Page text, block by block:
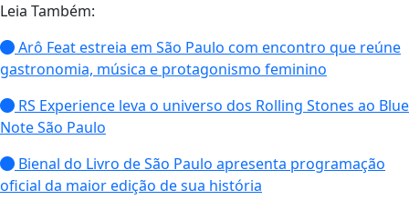
Leia Também:
Arô Feat estreia em São Paulo com encontro que reúne
gastronomia, música e protagonismo feminino
RS Experience leva o universo dos Rolling Stones ao Blue
Note São Paulo
Bienal do Livro de São Paulo apresenta programação
oficial da maior edição de sua história